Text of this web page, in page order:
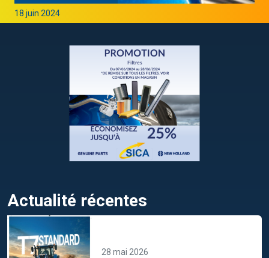
18 juin 2024
Actualité récentes
28 mai 2026